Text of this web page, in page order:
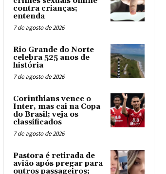
contra crianças;
entenda
7 de agosto de 2026
Rio Grande do Norte
celebra 525 anos de
história
7 de agosto de 2026
Corinthians vence o
Inter, mas cai na Copa
do Brasil; veja os
classificados
7 de agosto de 2026
Pastora é retirada de
avião após pregar para
outros passageiros;